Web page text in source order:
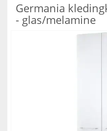
Germania
- glas/melamine